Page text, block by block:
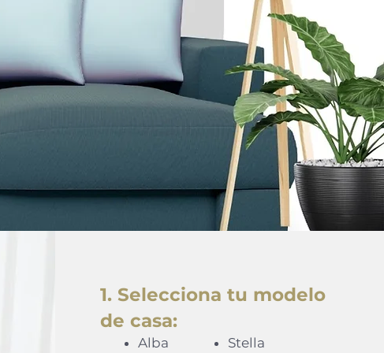
1. Selecciona tu modelo
de casa:
Alba
Stella